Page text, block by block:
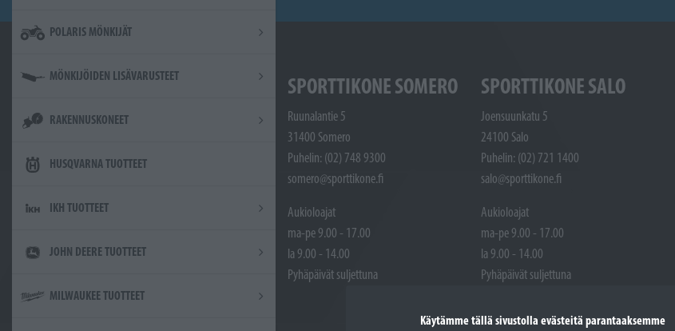
Käytämme tällä sivustolla evästeitä parantaaksemme
POLARIS MÖNKIJÄT
MÖNKIJÖIDEN LISÄVARUSTEET
RAKENNUSKONEET
HUSQVARNA TUOTTEET
IKH TUOTTEET
JOHN DEERE TUOTTEET
MILWAUKEE TUOTTEET
SPORTTIKONE SOMERO
Ruunalantie 5
31400 Somero
Puhelin: (02) 748 9300
somero@sporttikone.fi
Aukioloajat
ma-pe 9.00 - 17.00
la 9.00 - 14.00
Pyhäpäivät suljettuna
SPORTTIKONE SALO
Joensuunkatu 5
24100 Salo
Puhelin: (02) 721 1400
salo@sporttikone.fi
Aukioloajat
ma-pe 9.00 - 17.00
la 9.00 - 14.00
Pyhäpäivät suljettuna